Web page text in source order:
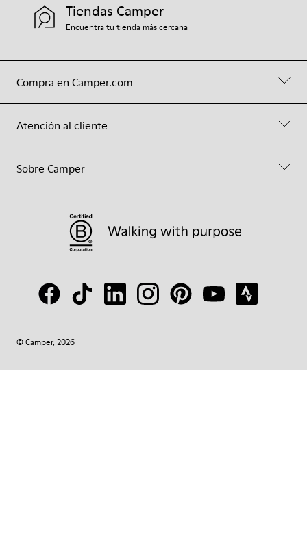
Compra en Camper.com
Atención al cliente
Sobre Camper
Tiendas Camper
Encuentra tu tienda más cercana
© Camper, 2026